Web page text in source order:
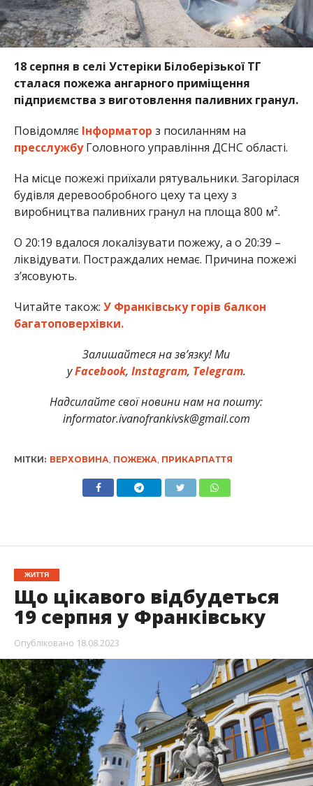
18 серпня в селі Устеріки Білоберізької ТГ
сталася пожежа ангарного приміщення
підприємства з виготовлення паливних гранул.
Повідомляє Інформатор з посиланням на
пресслужбуГоловного управління ДСНС області.
На місце пожежі приїхали рятувальники. Загорілася
будівля деревообробного цеху та цеху з
виробництва паливних гранул на площа 800 м².
О 20:19 вдалося локалізувати пожежу, а о 20:39 –
ліквідувати. Постраждалих немає. Причина пожежі
з’ясовують.
Читайте також: У Франківську горів балкон
багатоповерхівки.
Залишайтеся на зв’язку! Ми
уFacebook, Instagram, Telegram.
Надсилайте свої новини нам на пошту:
informator.ivanofrankivsk@gmail.com
МІТКИ: ВЕРХОВИНА ПОЖЕЖА ПРИКАРПАТТЯ
ЖИТТЯ
Що цікавого відбудеться
19 серпня у Франківську
Опубліковано 18.08.2023